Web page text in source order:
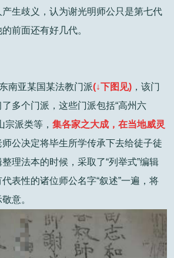
生歧义，认为谢光明师公只是第七代
前面还有好几代。
南亚某国某法教门派(↓下图见) ，该门
多个门派，这些门派包括“高州六
宗派类等，集各家之大成，在当地威灵
师公决定将毕生所学传承下去给徒子徒
理法本的时候，采取了“列举式”编辑
表性的诸位师公名字“叙述”一遍，将
意。